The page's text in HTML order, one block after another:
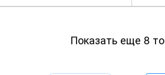
Показать еще 8